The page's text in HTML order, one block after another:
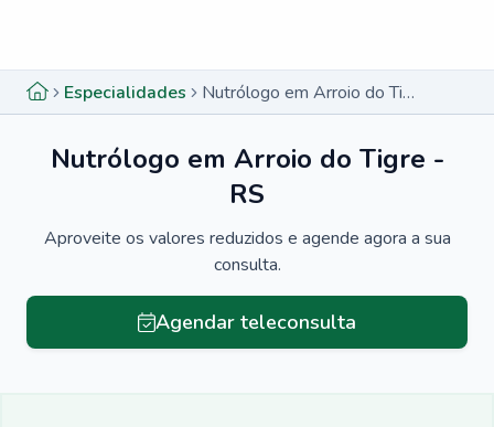
Especialidades Nutrólogo em Arroio do Tigre - RS
Nutrólogo em Arroio do Tigre -
RS
Aproveite os valores reduzidos e agende agora a sua
consulta.
Agendar teleconsulta